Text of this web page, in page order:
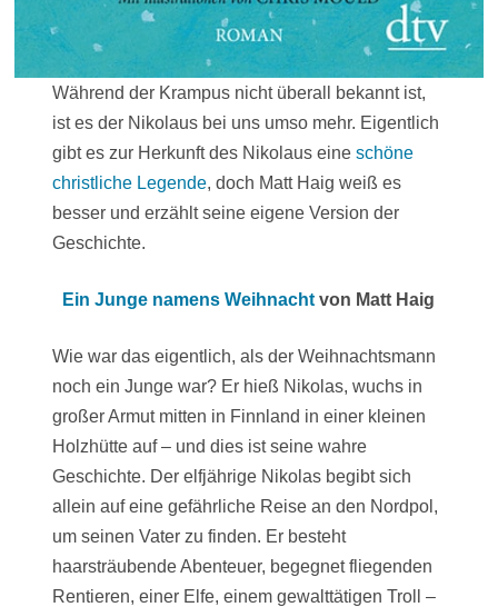
Während der Krampus nicht überall bekannt ist,
ist es der Nikolaus bei uns umso mehr. Eigentlich
gibt es zur Herkunft des Nikolaus eine schöne
christliche Legende, doch Matt Haig weiß es
besser und erzählt seine eigene Version der
Geschichte.
Ein Junge namens Weihnacht von Matt Haig
Wie war das eigentlich, als der Weihnachtsmann
noch ein Junge war? Er hieß Nikolas, wuchs in
großer Armut mitten in Finnland in einer kleinen
Holzhütte auf – und dies ist seine wahre
Geschichte. Der elfjährige Nikolas begibt sich
allein auf eine gefährliche Reise an den Nordpol,
um seinen Vater zu finden. Er besteht
haarsträubende Abenteuer, begegnet fliegenden
Rentieren, einer Elfe, einem gewalttätigen Troll –